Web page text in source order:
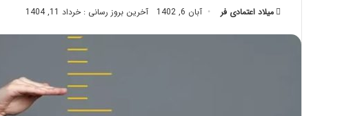
میلاد اعتمادی فر آبان 6, 1402 آخرین بروز رسانی : خرداد 11, 1404
تزریق
بایدها
نبایدهای
آن!
تیر 28, 1404
نحوه ماساژ صورت
بایدها و نبایدهای